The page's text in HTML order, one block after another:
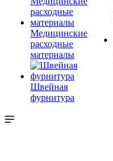
Медицинские
расходные
материалы
Швейная
фурнитура